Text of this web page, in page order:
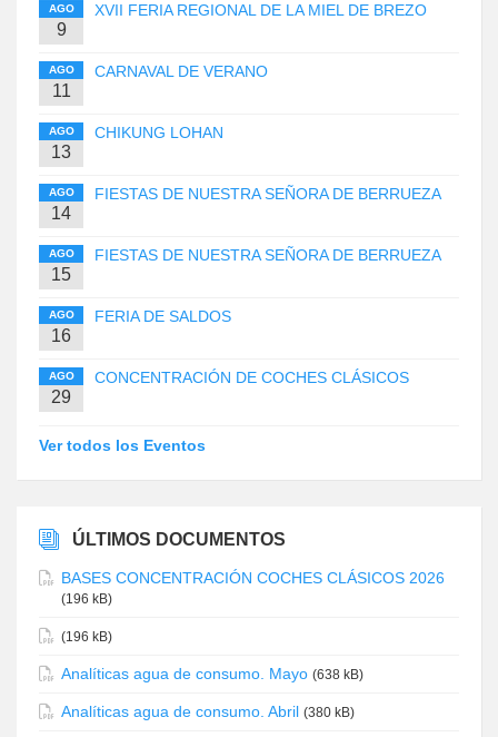
AGO
9
XVII FERIA REGIONAL DE LA MIEL DE BREZO
AGO
11
CARNAVAL DE VERANO
AGO
13
CHIKUNG LOHAN
AGO
14
FIESTAS DE NUESTRA SEÑORA DE BERRUEZA
AGO
15
FIESTAS DE NUESTRA SEÑORA DE BERRUEZA
AGO
16
FERIA DE SALDOS
AGO
29
CONCENTRACIÓN DE COCHES CLÁSICOS
Ver todos los Eventos
ÚLTIMOS DOCUMENTOS
BASES CONCENTRACIÓN COCHES CLÁSICOS 2026
(196 kB)
(196 kB)
Analíticas agua de consumo. Mayo (638 kB)
Analíticas agua de consumo. Abril (380 kB)